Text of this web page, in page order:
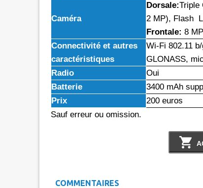
Caméra
Dorsale:Triple
2 MP), Flash
Frontale: 8
Connectivité et autres
caractéristiques
Wi-Fi 802.11
GLONASS,
Radio
Oui
Batterie
3400 mAh
Prix
200 euros
Sauf erreur ou omission.
COMMENTAIRES